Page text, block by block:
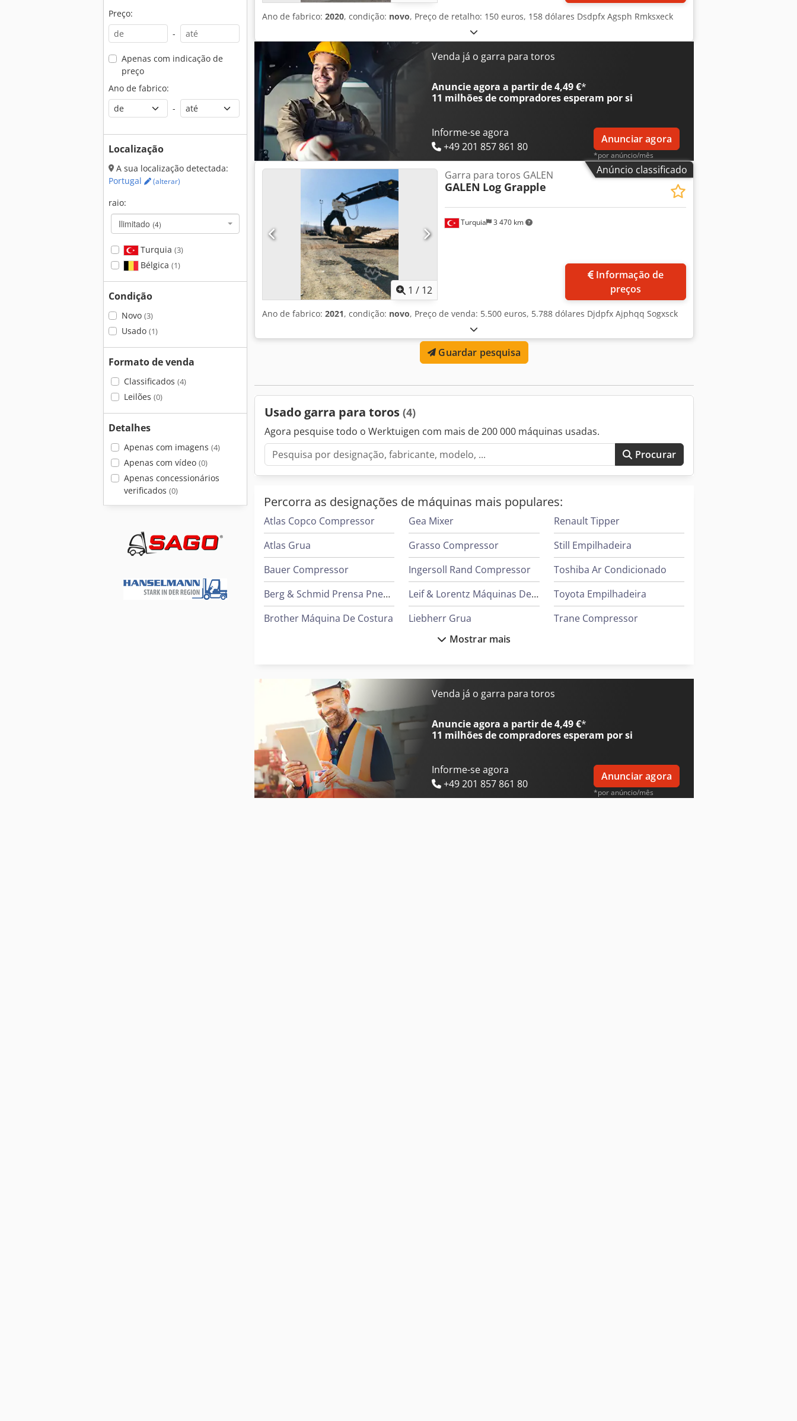
Preço:
-
Apenas com indicação de
preço
Ano de fabrico:
-
Localização
A sua localização detectada:
Portugal
(alterar)
raio:
Ilimitado (4)
Turquia (3)
Bélgica (1)
Condição
Novo (3)
Usado (1)
Formato de venda
Classificados (4)
Leilões (0)
Detalhes
Apenas com imagens (4)
Apenas com vídeo (0)
Apenas concessionários
verificados (0)
Ano de fabrico: 2020, condição: novo, Preço de retalho: 150 euros, 158 dólares Dsdpfx Agsph Rmksxeck
Venda já o garra para toros
Anuncie agora a partir de 4,49 €*
11 milhões de compradoresesperam por si
Informe-se agora
+49 201 857 861 80
Anunciar agora
*por anúncio/mês
Anúncio classificado
1 / 12
Turquia 3 470 km
Garra para toros GALEN
GALEN Log Grapple
preços
Ano de fabrico: 2021, condição: novo, Preço de venda: 5.500 euros, 5.788 dólares Djdpfx Ajphqq Sogxsck
Guardar pesquisa
Usado garra para toros (4)
Agora pesquise todo o Werktuigen com mais de 200 000 máquinas usadas.
Procurar
Percorra as designações de máquinas mais populares:
Atlas Copco Compressor
Atlas Grua
Bauer Compressor
Berg & Schmid Prensa Pneumática
Brother Máquina De Costura
Ford Tipper
Gea Decantador
Gea Mixer
Grasso Compressor
Ingersoll Rand Compressor
Leif & Lorentz Máquinas De Escovar
Liebherr Grua
Linde Reachstacker
Müthing Mulcher
Renault Tipper
Still Empilhadeira
Toshiba Ar Condicionado
Toyota Empilhadeira
Trane Compressor
Mostrar mais
Venda já o garra para toros
Anuncie agora a partir de 4,49 €*
11 milhões de compradoresesperam por si
Informe-se agora
+49 201 857 861 80
Anunciar agora
*por anúncio/mês